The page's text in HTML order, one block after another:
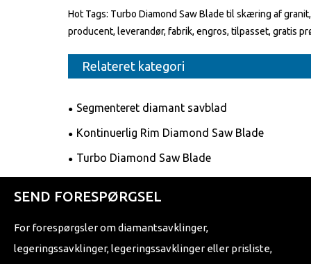
Hot Tags: Turbo Diamond Saw Blade til skæring af granit,
producent, leverandør, fabrik, engros, tilpasset, gratis
Relateret kategori
Segmenteret diamant savblad
Kontinuerlig Rim Diamond Saw Blade
Turbo Diamond Saw Blade
SEND FORESPØRGSEL
For forespørgsler om diamantsavklinger,
legeringssavklinger, legeringssavklinger eller prisliste,